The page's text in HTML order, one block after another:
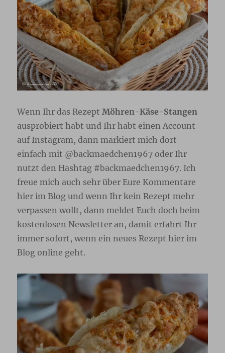
Wenn Ihr das RezeptMöhren-Käse-Stangen
ausprobiert habt und Ihr habt einen Account
auf Instagram, dann markiert mich dort
einfach mit @backmaedchen1967 oder Ihr
nutzt den Hashtag #backmaedchen1967. Ich
freue mich auch sehr über Eure Kommentare
hier im Blog und wenn Ihr kein Rezept mehr
verpassen wollt, dann meldet Euch doch beim
kostenlosen Newsletter an, damit erfahrt Ihr
immer sofort, wenn ein neues Rezept hier im
Blog online geht.